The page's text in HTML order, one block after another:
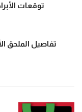
توقعات الأبراج
تفاصيل الملحق